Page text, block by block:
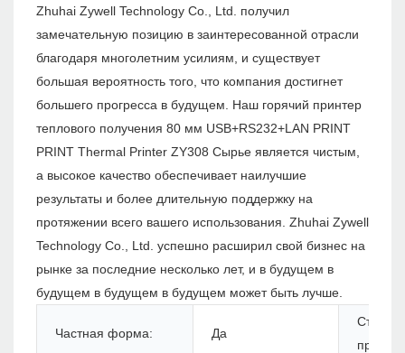
Zhuhai Zywell Technology Co., Ltd. получил
замечательную позицию в заинтересованной отрасли
благодаря многолетним усилиям, и существует
большая вероятность того, что компания достигнет
большего прогресса в будущем. Наш горячий принтер
теплового получения 80 мм USB+RS232+LAN PRINT
PRINT Thermal Printer ZY308 Сырье является чистым,
а высокое качество обеспечивает наилучшие
результаты и более длительную поддержку на
протяжении всего вашего использования. Zhuhai Zywell
Technology Co., Ltd. успешно расширил свой бизнес на
рынке за последние несколько лет, и в будущем в
будущем в будущем в будущем может быть лучше.
Частная форма: Да
Статус